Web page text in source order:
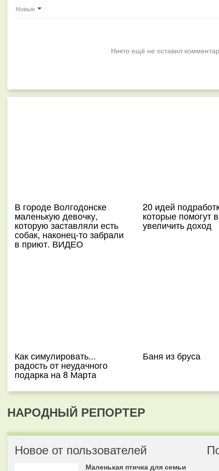
Новые
Никто ещё не оставил
В городе Волгодонске
маленькую девочку,
которую заставляли есть
собак, наконец-то забрали
в приют. ВИДЕО
20 идей
которые помогут
увеличить доход
Как симулировать...
радость от неудачного
подарка на 8 Марта
Баня из бруса
НАРОДНЫЙ РЕПОРТЕР
Новое от пользователей
Маленькая птичка для семьи